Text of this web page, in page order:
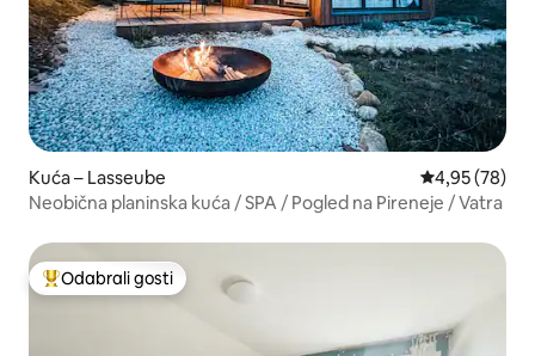
Kuća – Lasseube Prosječna
4,95 (78)
Neobična planinska kuća / SPA / Pogled na Pireneje / Vatra
Među najviše rangiranima s oznakom „Odabrali gosti”
Odabrali gosti